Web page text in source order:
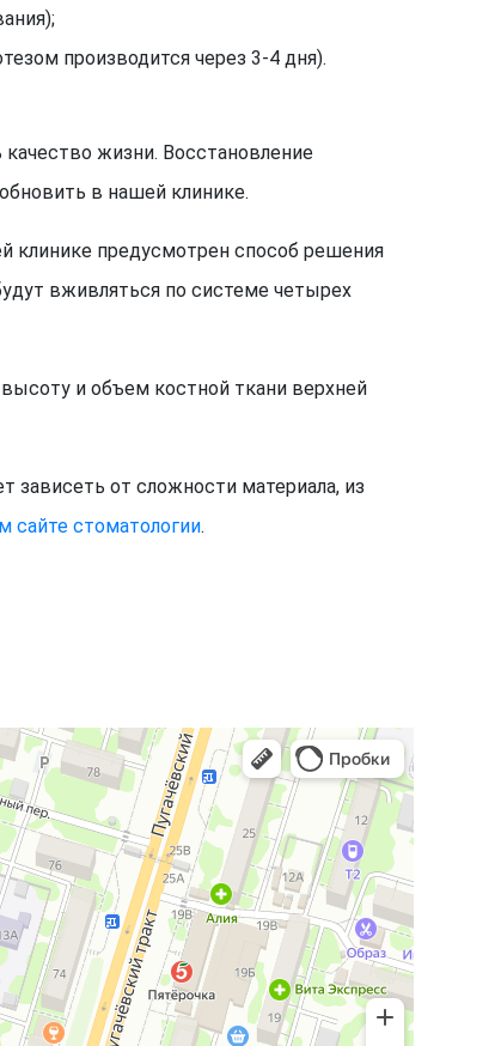
производится через 3-4 дня).
жизни. Восстановление
в нашей клинике.
клинике предусмотрен способ решения
вживляться по системе четырех
и объем костной ткани верхней
зависеть от сложности материала, из
сайте стоматологии.